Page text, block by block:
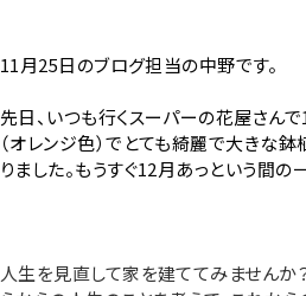
11月25日のブログ担当の中野です。
先日、いつも行くスーパーの花屋さん
（オレンジ色）でとても綺麗で大きな
りました。もうすぐ12月あっという間の
人生を見直して家を建ててみませんか